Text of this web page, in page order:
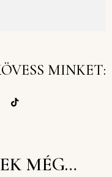
MINKET:
MÉG…